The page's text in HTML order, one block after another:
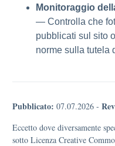
Monitoraggio
— Controlla che
pubblicati sul sito
norme sulla tutela
Pubblicato: 07.07.2026 -
Eccetto dove diversamente
sotto Licenza Creative